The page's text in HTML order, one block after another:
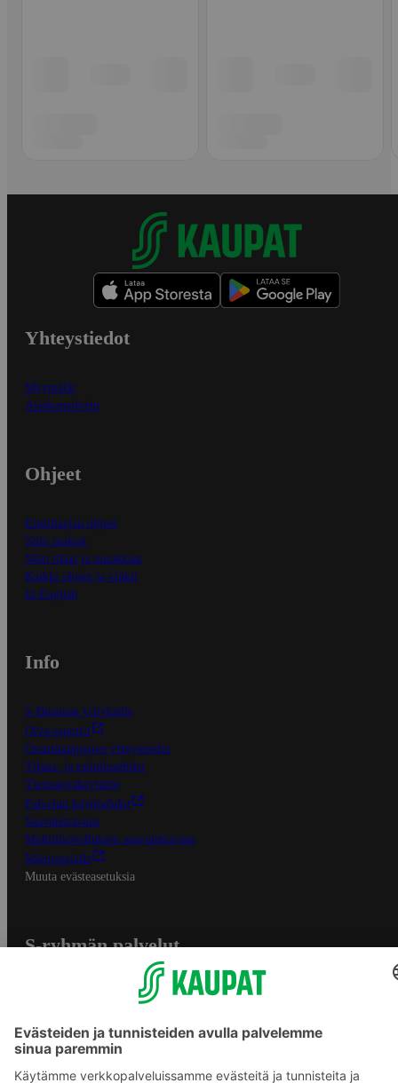
Yhteystiedot
Myymälät
Asiakaspalvelu
Ohjeet
Ensitilaajan ohjeet
Näin maksat
Näin tilaat ja muokkaat
Kaikki ohjeet ja vinkit
In English
Info
S-Business yrityksille
Oiva-raportit
Osuuskauppojen yhteystiedot
Tilaus- ja toimitusehdot
Tietosuojakäytäntö
Palvelun käyttöehdot
Saavutettavuus
Mobiilisovelluksen saavutettavuus
Mainostajalle
Muuta evästeasetuksia
S-ryhmän palvelut
Yhteishyvä Ruoka -sovellus
S-ostoslista -sovellus
Prisma.fi